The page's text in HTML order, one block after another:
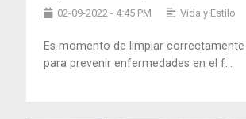
02-09-2022 - 4:45 PM Vida y Estilo
Es momento de limpiar correctamente
para prevenir enfermedades en el f...